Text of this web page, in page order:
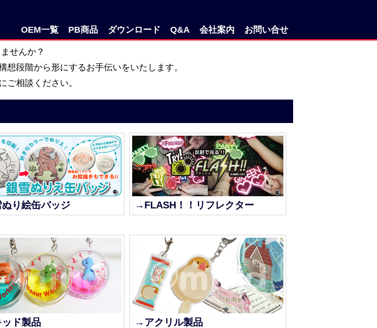
OEM一覧 PB商品 ダウンロード Q&A 会社案内 お問い合せ
せんか？
段階から形にするお手伝いをいたします。
ご相談ください。
り絵缶バッジ →FLASH！！リフレクター
ド製品
→アクリル製品